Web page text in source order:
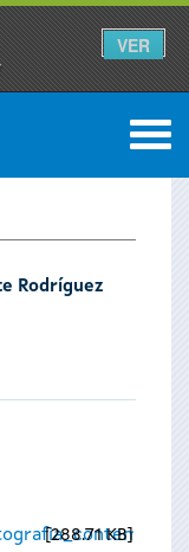
VER
0
Rodríguez
288.71 KB